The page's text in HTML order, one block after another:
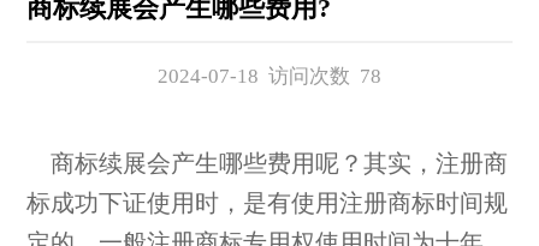
商标续展会产生哪些费用?
2024-07-18 访问次数 78
商标续展会产生哪些费用呢？其实，注册商
标成功下证使用时，是有使用注册商标时间规